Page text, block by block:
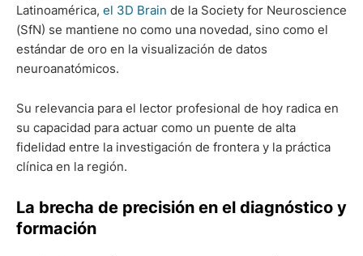
Latinoamérica, el 3D Brain de la Society for Neuroscience
(SfN) se mantiene no como una novedad, sino como el
estándar de oro en la visualización de datos
neuroanatómicos.
Su relevancia para el lector profesional de hoy radica en
su capacidad para actuar como un puente de alta
fidelidad entre la investigación de frontera y la práctica
clínica en la región.
La brecha de precisión en el diagnóstico y
formación